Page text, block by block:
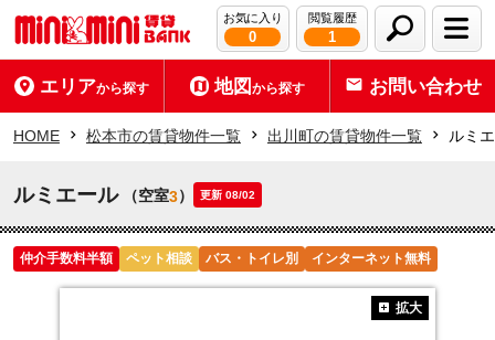
お気に入り
0
閲覧履歴
1
エリアから探す 地図から探す お問い合わせ
HOME 松本市の賃貸物件一覧 出川町の賃貸物件一覧 ルミ
ルミエール （空室3） 更新 08/02
仲介手数料半額 ペット相談 バス・トイレ別 インターネット無料
拡大